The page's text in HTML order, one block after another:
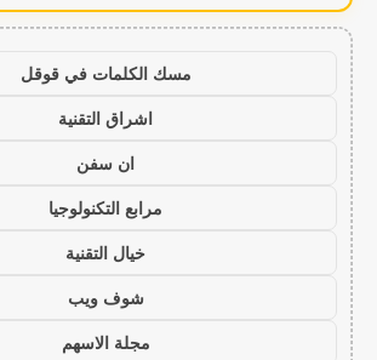
مسك الكلمات في قوقل
اشراق التقنية
ان سفن
مرابع التكنولوجيا
خيال التقنية
شوف ويب
مجلة الاسهم